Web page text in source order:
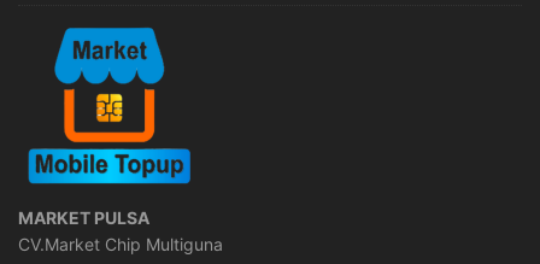
MARKET PULSA
CV.Market Chip Multiguna